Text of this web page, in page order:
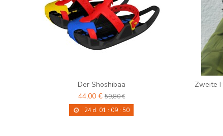
Der Shoshibaa
44,00 €59,80 €
24d. 01 : 09: 48
Zweite